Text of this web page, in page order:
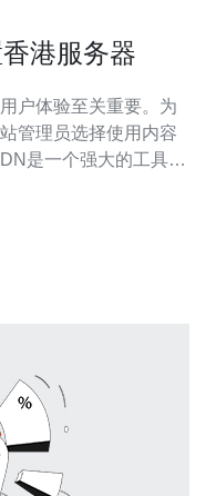
港服务器
户体验至关重要。为
管理员选择使用内容
是一个强大的工具，
器，以实现更快的加